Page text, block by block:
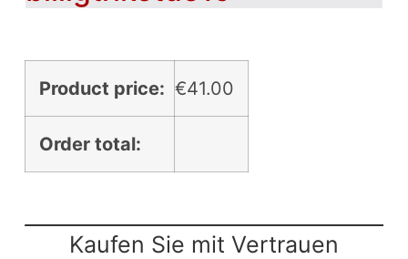
Product price: €41.00
Order total:
Kaufen Sie mit Vertrauen